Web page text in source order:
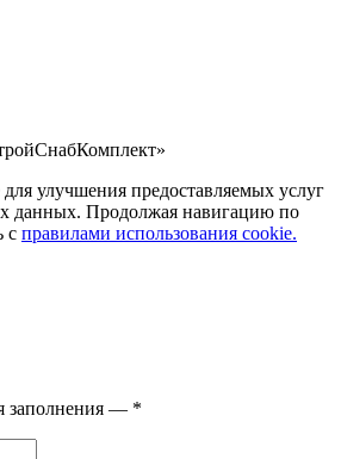
улучшения предоставляемых услуг
данных. Продолжая навигацию по
с правилами использования cookie.
заполнения — *